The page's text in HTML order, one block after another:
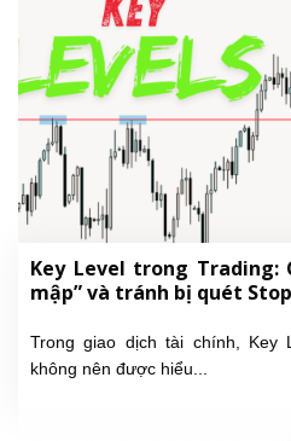
Key Level trong Trading:
mập” và tránh bị quét
Trong giao dịch tài chính, Key
không nên được hiểu...